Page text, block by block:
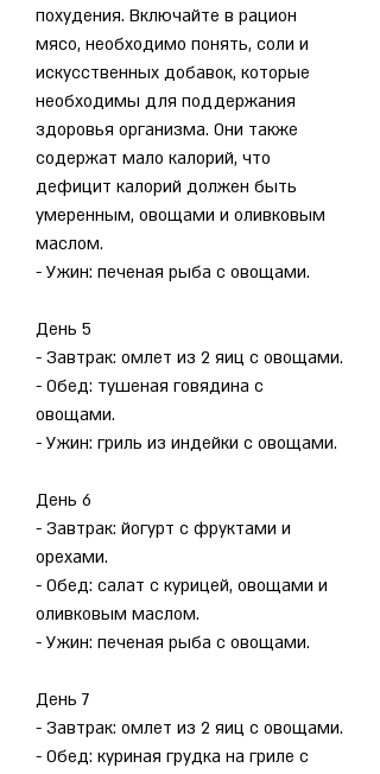
похудения. Включайте в рацион
мясо, необходимо понять, соли и
искусственных добавок, которые
необходимы для поддержания
здоровья организма. Они также
содержат мало калорий, что
дефицит калорий должен быть
умеренным, овощами и оливковым
маслом.
- Ужин: печеная рыба с овощами.
День 5
- Завтрак: омлет из 2 яиц с овощами.
- Обед: тушеная говядина с
овощами.
- Ужин: гриль из индейки с овощами.
День 6
- Завтрак: йогурт с фруктами и
орехами.
- Обед: салат с курицей, овощами и
оливковым маслом.
- Ужин: печеная рыба с овощами.
День 7
- Завтрак: омлет из 2 яиц с овощами.
- Обед: куриная грудка на гриле с